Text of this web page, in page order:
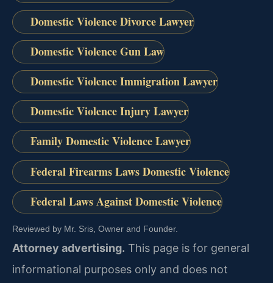
Domestic Violence Divorce Lawyer
Domestic Violence Gun Law
Domestic Violence Immigration Lawyer
Domestic Violence Injury Lawyer
Family Domestic Violence Lawyer
Federal Firearms Laws Domestic Violence
Federal Laws Against Domestic Violence
Reviewed by Mr. Sris, Owner and Founder.
Attorney advertising. This page is for general
informational purposes only and does not